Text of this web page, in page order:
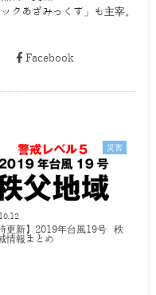
クあざみっくす」も主宰。
Facebook
災害
時更新】2019年台風19号 秩
情報まとめ